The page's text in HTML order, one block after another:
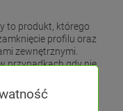
to produkt, którego
profilu oraz
zewnętrznymi.
przypadkach gdy nie
poprzez "wkliknięcie".